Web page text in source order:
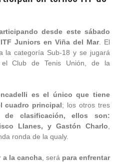
desde este sábado
Juniors en Viña del Mar. El
la categoría Sub-18 y se jugará
Club de Tenis Unión, de la
es el único que tiene
cuadro principal; los otros tres
de clasificación, ellos son:
Llanes, y Gastón Charlo
ronda de la qualy.
a la cancha, será para enfrentar